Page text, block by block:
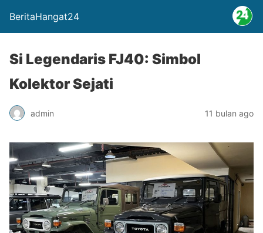
BeritaHangat24
Si Legendaris FJ40: Simbol
Kolektor Sejati
admin 11 bulan ago